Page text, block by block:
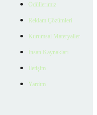
Ödüllerimiz
Reklam Çözümleri
Kurumsal Materyaller
İnsan Kaynakları
İletişim
Yardım